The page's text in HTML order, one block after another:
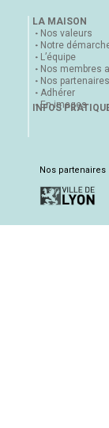
LA MAISON
Nos valeurs
Notre
L’équipe
Nos membres
Nos partenaires
Adhérer
En images
INFOS
Nos partenaires